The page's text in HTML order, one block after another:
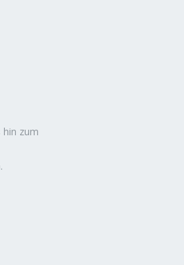
zum